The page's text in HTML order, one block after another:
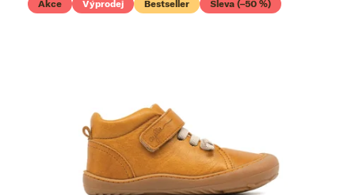
Akce Výprodej Bestseller Sleva (–50 %)